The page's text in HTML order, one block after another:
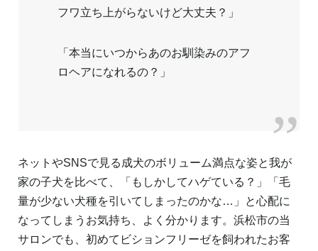
フワ立ち上がらないけど大丈夫？」
「本当にいつからあのお馴染みのアフ
ロヘアになれるの？」
ネットやSNSで見る成犬のボリューム満点な姿と我が
家の子犬を比べて、「もしかしてハゲている？」「毛
量が少ない犬種を引いてしまったのかな…」と心配に
なってしまうお気持ち、よく分かります。浜松市の当
サロンでも、初めてビションフリーゼを飼われたお客